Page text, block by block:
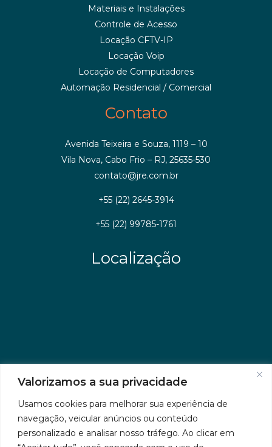
Valorizamos a sua privacidade
Usamos cookies para melhorar sua experiência de
navegação, veicular anúncios ou conteúdo
personalizado e analisar nosso tráfego. Ao clicar em
Materiais e Instalações
Controle de Acesso
Locação CFTV-IP
Locação Voip
Locação de Computadores
Automação Residencial / Comercial
Contato
Avenida Teixeira e Souza, 1119 – 10
Vila Nova, Cabo Frio – RJ, 25635-530
contato@jre.com.br
+55 (22) 2645-3914
+55 (22) 99785-1761
Localização